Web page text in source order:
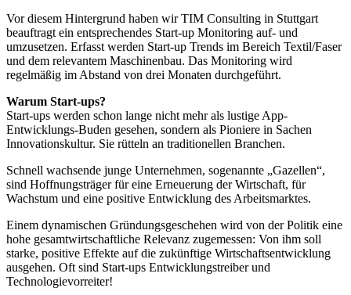
Vor diesem Hintergrund haben wir TIM Consulting in Stuttgart
beauftragt ein entsprechendes Start-up Monitoring auf- und
umzusetzen. Erfasst werden Start-up Trends im Bereich Textil/Faser
und dem relevantem Maschinenbau. Das Monitoring wird
regelmäßig im Abstand von drei Monaten durchgeführt.
Warum Start-ups?
Start-ups werden schon lange nicht mehr als lustige App-
Entwicklungs-Buden gesehen, sondern als Pioniere in Sachen
Innovationskultur. Sie rütteln an traditionellen Branchen.
Schnell wachsende junge Unternehmen, sogenannte „Gazellen“,
sind Hoffnungsträger für eine Erneuerung der Wirtschaft, für
Wachstum und eine positive Entwicklung des Arbeitsmarktes.
Einem dynamischen Gründungsgeschehen wird von der Politik eine
hohe gesamtwirtschaftliche Relevanz zugemessen: Von ihm soll
starke, positive Effekte auf die zukünftige Wirtschaftsentwicklung
ausgehen. Oft sind Start-ups Entwicklungstreiber und
Technologievorreiter!